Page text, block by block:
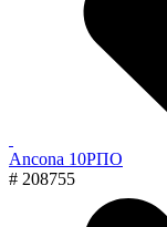
Ancona 10РПО
# 208755